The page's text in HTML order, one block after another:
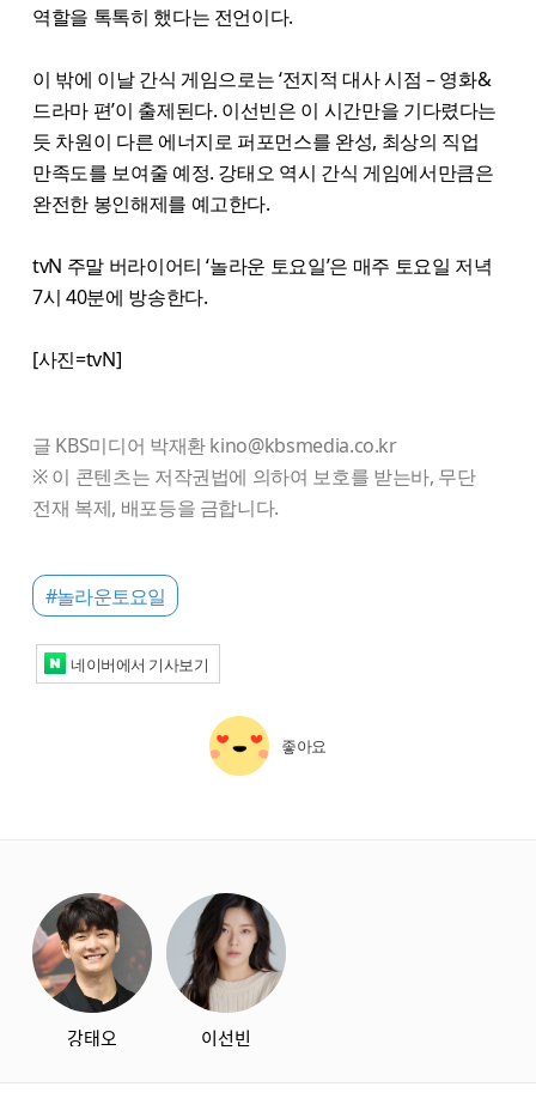
역할을 톡톡히 했다는 전언이다.
이 밖에 이날 간식 게임으로는 ‘전지적 대사 시점 – 영화&
드라마 편’이 출제된다. 이선빈은 이 시간만을 기다렸다는
듯 차원이 다른 에너지로 퍼포먼스를 완성, 최상의 직업
만족도를 보여줄 예정. 강태오 역시 간식 게임에서만큼은
완전한 봉인해제를 예고한다.
tvN 주말 버라이어티 ‘놀라운 토요일’은 매주 토요일 저녁
7시 40분에 방송한다.
[사진=tvN]
글 KBS미디어 박재환 kino@kbsmedia.co.kr
※ 이 콘텐츠는 저작권법에 의하여 보호를 받는바, 무단
전재 복제, 배포등을 금합니다.
#놀라운토요일
네이버에서 기사보기
좋아요
강태오 이선빈